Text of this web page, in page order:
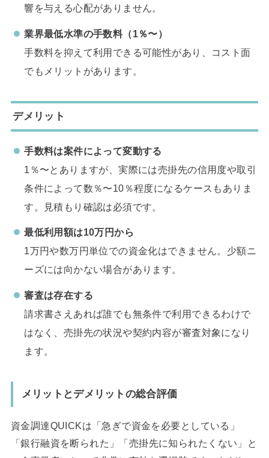
響を与える心配がありません。
業界最低水準の手数料（1％〜）
手数料を抑えて利用できる可能性があり、コスト面
でもメリットがあります。
デメリット
手数料は案件によって変動する
1％〜とありますが、実際には売掛先の信用度や取引
条件によって数％〜10％程度になるケースもありま
す。見積もり確認は必須です。
最低利用額は10万円から
1万円や数万円単位での資金化はできません。少額ニ
ーズには向かない場合があります。
審査は存在する
請求書さえあれば誰でも無条件で利用できるわけで
はなく、売掛先の状況や契約内容が審査対象になり
ます。
メリットとデメリット の総合評価
資金調達QUICKは「急ぎで資金を必要としている」
「銀行融資を断られた」「売掛先に知られたくない」と